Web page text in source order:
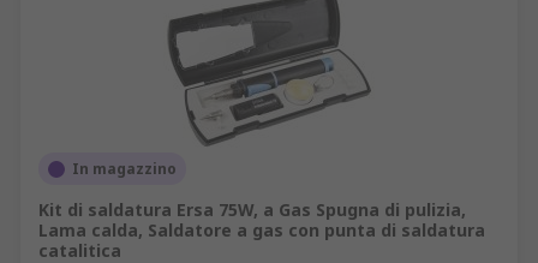
In magazzino
Kit di saldatura Ersa 75W, a Gas Spugna di pulizia,
Lama calda, Saldatore a gas con punta di saldatura
catalitica